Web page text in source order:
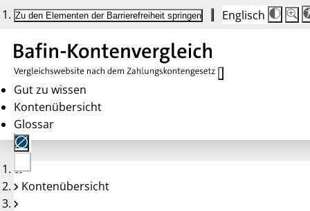
Zu den Elementen der Barrierefreiheit springen Englisch
Die
100
Gut zu wissen
Kontenübersicht
Glossar
Keine
Konten
Kontenübersicht